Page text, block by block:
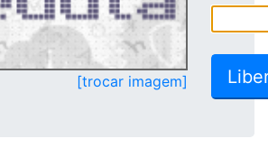
[trocar imagem]